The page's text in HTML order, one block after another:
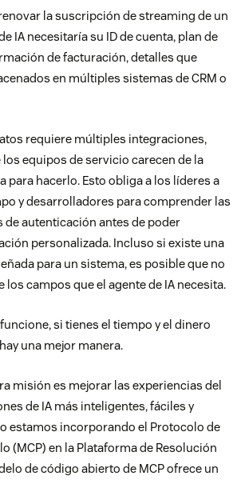
la suscripción de streaming de un
IA necesitaría su ID de cuenta, plan de
de facturación, detalles que
en múltiples sistemas de CRM o
requiere múltiples integraciones,
equipos de servicio carecen de la
para hacerlo. Esto obliga a los líderes a
y desarrolladores para comprender las
de autenticación antes de poder
personalizada. Incluso si existe una
para un sistema, es posible que no
campos que el agente de IA necesita.
si tienes el tiempo y el dinero
una mejor manera.
misión es mejorar las experiencias del
de IA más inteligentes, fáciles y
estamos incorporando el Protocolo de
(MCP) en la Plataforma de Resolución
de código abierto de MCP ofrece un